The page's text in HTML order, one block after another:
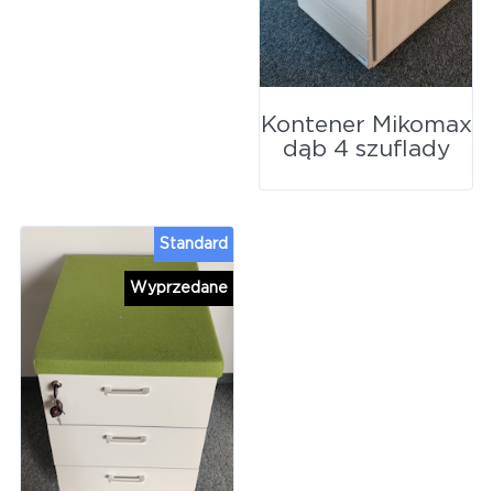
Kontener Mikomax
dąb 4 szuflady
Wyprzedane
Standard